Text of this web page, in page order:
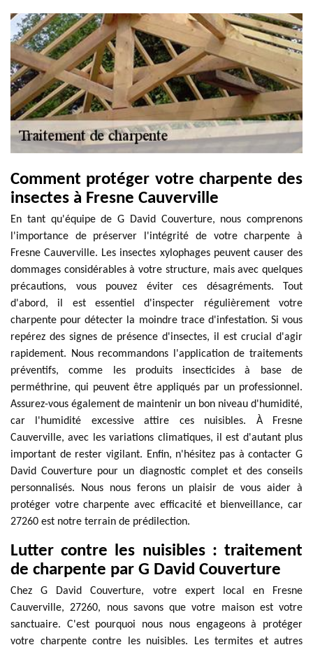
Comment protéger votre charpente des
insectes à Fresne Cauverville
En tant qu'équipe de G David Couverture, nous comprenons
l'importance de préserver l'intégrité de votre charpente à
Fresne Cauverville. Les insectes xylophages peuvent causer des
dommages considérables à votre structure, mais avec quelques
précautions, vous pouvez éviter ces désagréments. Tout
d'abord, il est essentiel d'inspecter régulièrement votre
charpente pour détecter la moindre trace d'infestation. Si vous
repérez des signes de présence d'insectes, il est crucial d'agir
rapidement. Nous recommandons l'application de traitements
préventifs, comme les produits insecticides à base de
perméthrine, qui peuvent être appliqués par un professionnel.
Assurez-vous également de maintenir un bon niveau d'humidité,
car l'humidité excessive attire ces nuisibles. À Fresne
Cauverville, avec les variations climatiques, il est d'autant plus
important de rester vigilant. Enfin, n'hésitez pas à contacter G
David Couverture pour un diagnostic complet et des conseils
personnalisés. Nous nous ferons un plaisir de vous aider à
protéger votre charpente avec efficacité et bienveillance, car
27260 est notre terrain de prédilection.
Lutter contre les nuisibles : traitement
de charpente par G David Couverture
Chez G David Couverture, votre expert local en Fresne
Cauverville, 27260, nous savons que votre maison est votre
sanctuaire. C'est pourquoi nous nous engageons à protéger
votre charpente contre les nuisibles. Les termites et autres